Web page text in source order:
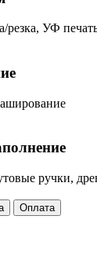
резка, УФ
ручки,
Оплата